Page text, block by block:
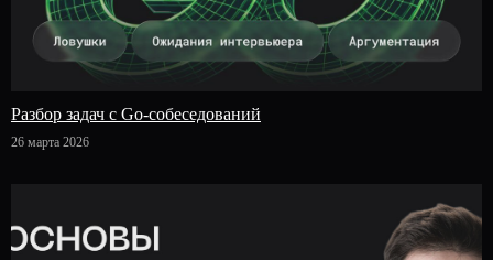
Разбор задач с Go-собеседований
26 марта 2026